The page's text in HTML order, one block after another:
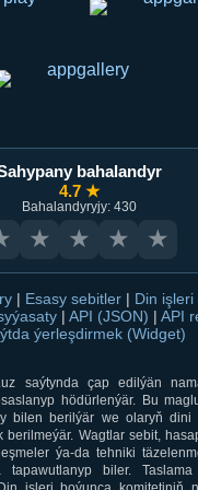
bahalandyr
4.7 ★
Bahalandyryjy: 430
★ ★ ★ ★
| Esasy sebitler | Din işleri
| API (JSON) | API
ýerleşdirmek (Widget)
saýtynda çap edilýän
hödürlenýär. Bu
bilen berilýär we olaryň dini
berilmeýär. Wagtlar sebit,
ýa-da tehniki
tapawutlanyp biler. Taslama